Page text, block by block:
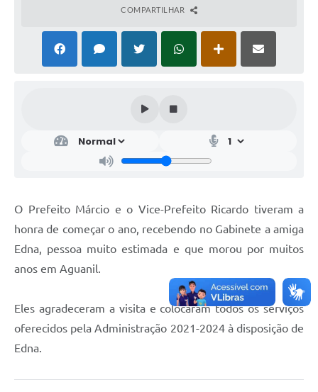
COMPARTILHAR
O Prefeito Márcio e o Vice-Prefeito Ricardo tiveram a
honra de começar o ano, recebendo no Gabinete a amiga
Edna, pessoa muito estimada e que morou por muitos
anos em Aguanil.
Eles agradeceram a visita e colocaram todos os serviços
oferecidos pela Administração 2021-2024 à disposição de
Edna.